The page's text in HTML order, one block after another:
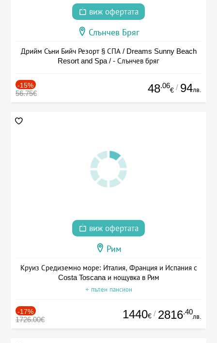
виж офертата
Слънчев Бряг
Дрийм Съни Бийч Резорт § СПА / Dreams Sunny Beach
Resort and Spa / - Слънчев бряг
-15%
56.75€ 48.06
€ / 94лв.
виж офертата
Рим
Круиз Средиземно море: Италия, Франция и Испания с
Costa Toscana и нощувка в Рим
+ пълен пансион
-17%
1726.00€ 1440€ / 2816.40
лв.